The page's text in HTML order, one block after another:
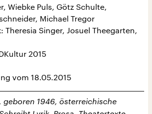
Wiebke Puls, Götz Schulte,
Michael Tregor
Theresia Singer, Josuel Theegarten,
2015
vom 18.05.2015
, geboren 1946, österreichische